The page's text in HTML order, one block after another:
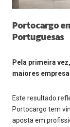
Portocargo
Portuguesas
Pela primeira
maiores
Este resultado
Portocargo tem
aposta em